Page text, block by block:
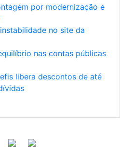
por modernização e
no site da
nas contas públicas
libera descontos de até